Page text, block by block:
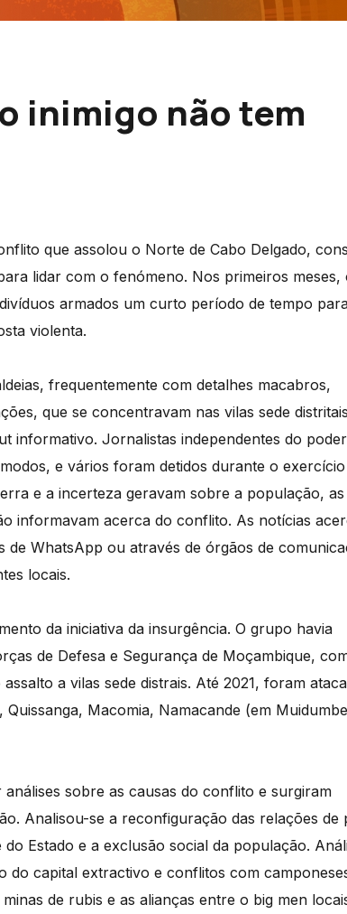
inimigo não tem
que assolou o Norte de Cabo Delgado,
lidar com o fenómeno. Nos primeiros meses,
armados um curto período de tempo
violenta.
frequentemente com detalhes macabros,
que se concentravam nas vilas sede
informativo. Jornalistas independentes do poder
e vários foram detidos durante o exercício
e a incerteza geravam sobre a população, as
informavam acerca do conflito. As notícias
WhatsApp ou através de órgãos de
locais.
da iniciativa da insurgência. O grupo havia
de Defesa e Segurança de Moçambique,
a vilas sede distrais. Até 2021, foram
Macomia, Namacande (em
sobre as causas do conflito e surgiram
Analisou-se a reconfiguração das relações de
Estado e a exclusão social da população.
capital extractivo e conflitos com
de rubis e as alianças entre o big men